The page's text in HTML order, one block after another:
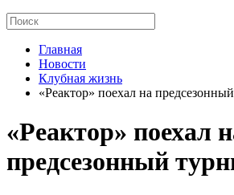
Главная
Новости
Клубная жизнь
«Реактор» поехал на
«Реактор» поехал
предсезонный